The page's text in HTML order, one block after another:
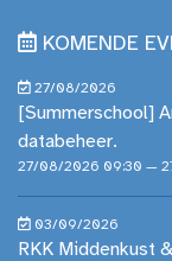
KOMENDE
27/08/2026
[Summerschool]
databeheer.
27/08/2026 09:30 —
03/09/2026
RKK Middenkust